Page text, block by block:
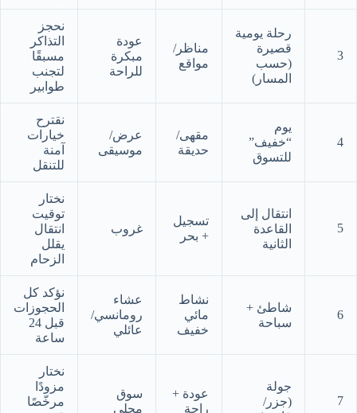
3
رحلة يومية
قصيرة
(حسب
المسار)
مناظر/
مواقع
عودة
مبكرة
للراحة
نحجز
التذاكر
مسبقًا
لتجنب
طوابير
4
يوم
“خفيف”
للتسوق
مقهى/
حديقة
عرض/
موسيقى
نقترح
خيارات
آمنة
للتنقل
5
انتقال إلى
القاعدة
الثانية
تسجيل
+ بحر
غروب
نختار
توقيت
انتقال
يقلل
الزحام
6
شاطئ +
سباحة
نشاط
مائي
خفيف
عشاء
رومانسي/
عائلي
نؤكد كل
الحجوزات
قبل 24
ساعة
7
جولة
(جزر/
عودة +
راحة
سوق
محلي
نختار
مزودًا
مرخّصًا